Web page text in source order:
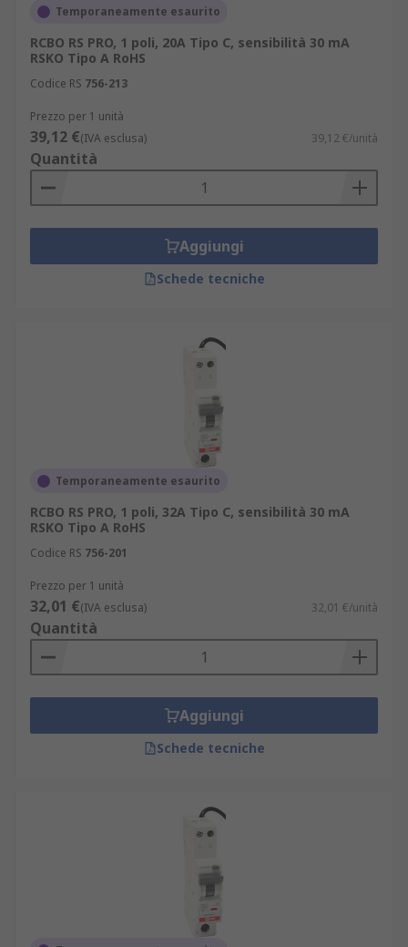
Temporaneamente esaurito
RCBO RS PRO, 1 poli, 20A Tipo C, sensibilità 30 mA
RSKO Tipo A RoHS
Codice RS 756-213
Prezzo per 1 unità
39,12 €(IVA esclusa) 39,12 €/unità
Quantità
Aggiungi
Schede tecniche
Temporaneamente esaurito
RCBO RS PRO, 1 poli, 32A Tipo C, sensibilità 30 mA
RSKO Tipo A RoHS
Codice RS 756-201
Prezzo per 1 unità
32,01 €(IVA esclusa) 32,01 €/unità
Quantità
Aggiungi
Schede tecniche